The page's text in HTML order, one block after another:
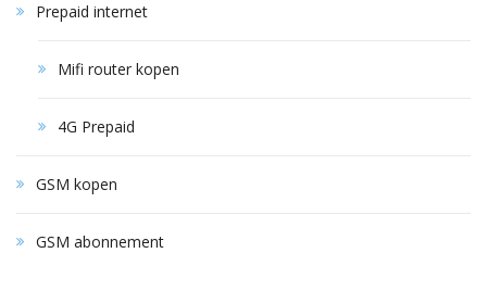
Prepaid internet
Mifi router kopen
4G Prepaid
GSM kopen
GSM abonnement